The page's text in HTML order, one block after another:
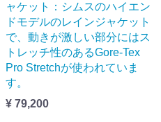
ャケット：シムスのハイエン
ドモデルのレインジャケット
で、動きが激しい部分にはス
トレッチ性のあるGore-Tex
Pro Stretchが使われていま
す。
¥ 79,200